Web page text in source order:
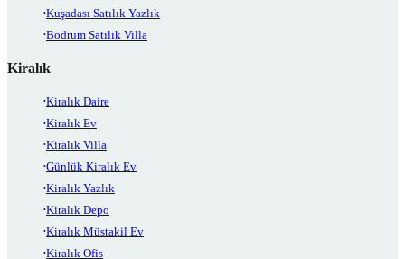
Kuşadası Satılık Yazlık
Bodrum Satılık Villa
Kiralık
Kiralık Daire
Kiralık Ev
Kiralık Villa
Günlük Kiralık Ev
Kiralık Yazlık
Kiralık Depo
Kiralık Müstakil Ev
Kiralık Ofis